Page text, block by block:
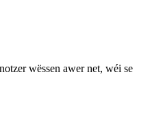
wëssen awer net, wéi se